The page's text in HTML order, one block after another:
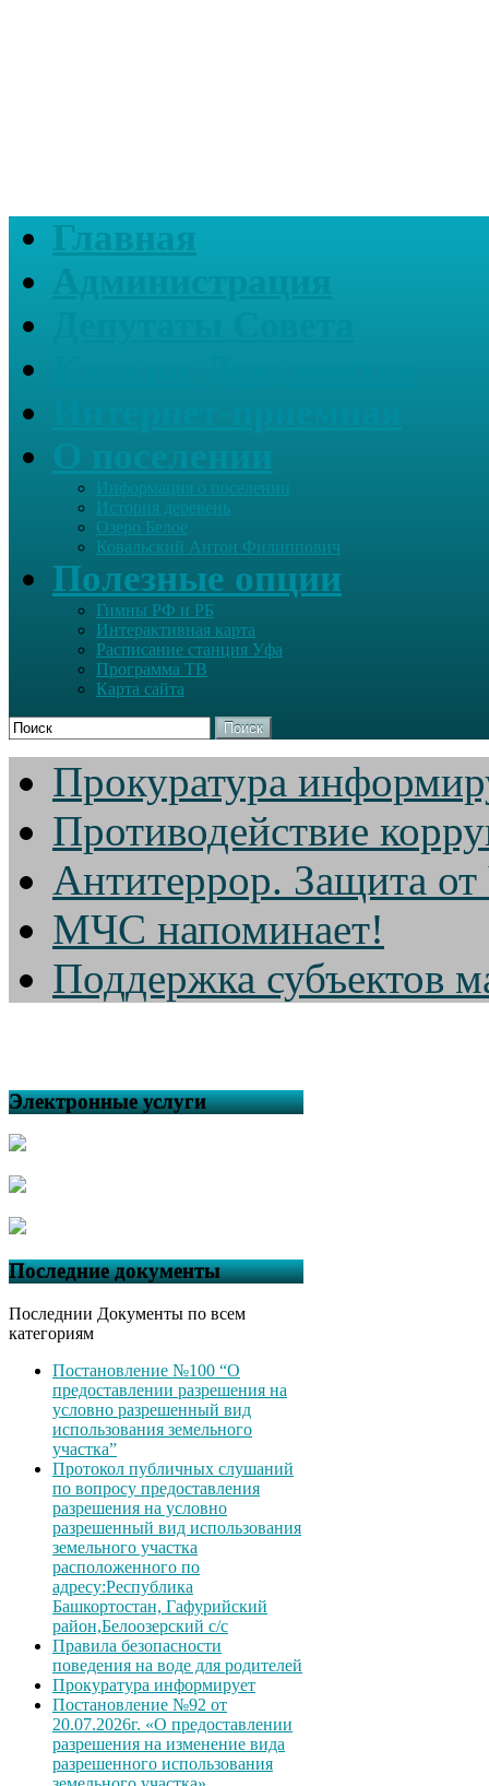
Главная
Информация о поселении
История деревень
Озеро Белое
Ковальский Антон Филиппович
Полезные опции
Гимны РФ и РБ
Интерактивная карта
Расписание станция Уфа
Программа ТВ
Карта сайта
Поиск
Прокуратура
Противодействие
Антитеррор. Защита
МЧС напоминает!
Поддержка субъектов
Электронные услуги
Последние документы
Последнии Документы по всем
категориям
Постановление №100 “О
предоставлении разрешения на
условно разрешенный вид
использования земельного
участка”
Протокол публичных слушаний
по вопросу предоставления
разрешения на условно
разрешенный вид использования
земельного участка
расположенного по
адресу:Республика
Башкортостан, Гафурийский
район,Белоозерский с/с
Правила безопасности
поведения на воде для родителей
Прокуратура информирует
Постановление №92 от
20.07.2026г. «О предоставлении
разрешения на изменение вида
разрешенного использования